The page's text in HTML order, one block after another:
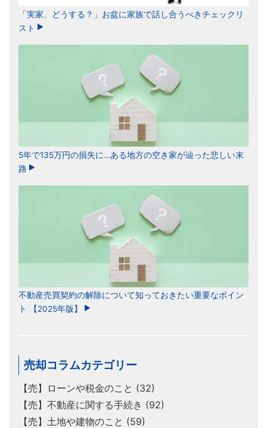
「実家、どうする？」お盆に家族で話し合うべきチェックリ
スト
5年で135万円の損失に…ある地方の空き家が辿った悲しい末
路
不動産売買契約の解除について知っておきたい重要なポイン
ト 【2025年版】
売却コラムカテゴリー
【売】ローンや税金のこと (32)
【売】不動産に関する手続き (92)
【売】土地や建物のこと (59)